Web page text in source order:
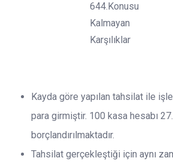
644.Konusu
Kalmayan
Karşılıklar
Kayda göre yapılan tahsilat ile
para girmiştir. 100 kasa hesabı
borçlandırılmaktadır.
Tahsilat gerçekleştiği için aynı